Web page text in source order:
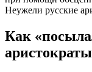
Неужели русские
Как